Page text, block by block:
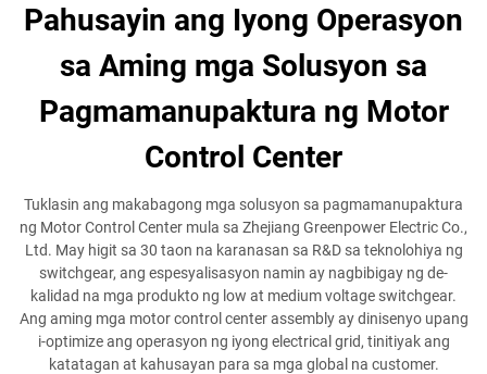
Pahusayin ang Iyong Operasyon
sa Aming mga Solusyon sa
Pagmamanupaktura ng Motor
Control Center
Tuklasin ang makabagong mga solusyon sa pagmamanupaktura
ng Motor Control Center mula sa Zhejiang Greenpower Electric Co.,
Ltd. May higit sa 30 taon na karanasan sa R&D sa teknolohiya ng
switchgear, ang espesyalisasyon namin ay nagbibigay ng de-
kalidad na mga produkto ng low at medium voltage switchgear.
Ang aming mga motor control center assembly ay dinisenyo upang
i-optimize ang operasyon ng iyong electrical grid, tinitiyak ang
katatagan at kahusayan para sa mga global na customer.